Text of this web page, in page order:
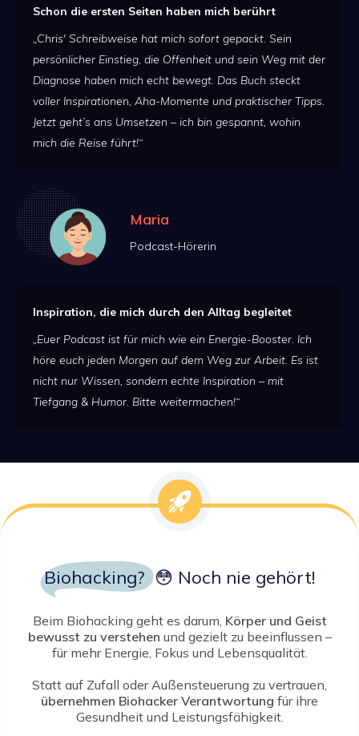
Schon die ersten Seiten haben mich berührt
„Chris' Schreibweise hat mich sofort gepackt. Sein
persönlicher Einstieg, die Offenheit und sein Weg mit der
Diagnose haben mich echt bewegt. Das Buch steckt
voller Inspirationen, Aha-Momente und praktischer Tipps.
Jetzt geht’s ans Umsetzen – ich bin gespannt, wohin
mich die Reise führt!“
Maria
Podcast-Hörerin
Inspiration, die mich durch den Alltag begleitet
„Euer Podcast ist für mich wie ein Energie-Booster. Ich
höre euch jeden Morgen auf dem Weg zur Arbeit. Es ist
nicht nur Wissen, sondern echte Inspiration – mit
Tiefgang & Humor. Bitte weitermachen!“
Biohacking? 😳 Noch nie gehört!
Beim Biohacking geht es darum, Körper und Geist
bewusst zu verstehen und gezielt zu beeinflussen –
für mehr Energie, Fokus und Lebensqualität.
Statt auf Zufall oder Außensteuerung zu vertrauen,
übernehmen Biohacker Verantwortung für ihre
Gesundheit und Leistungsfähigkeit.